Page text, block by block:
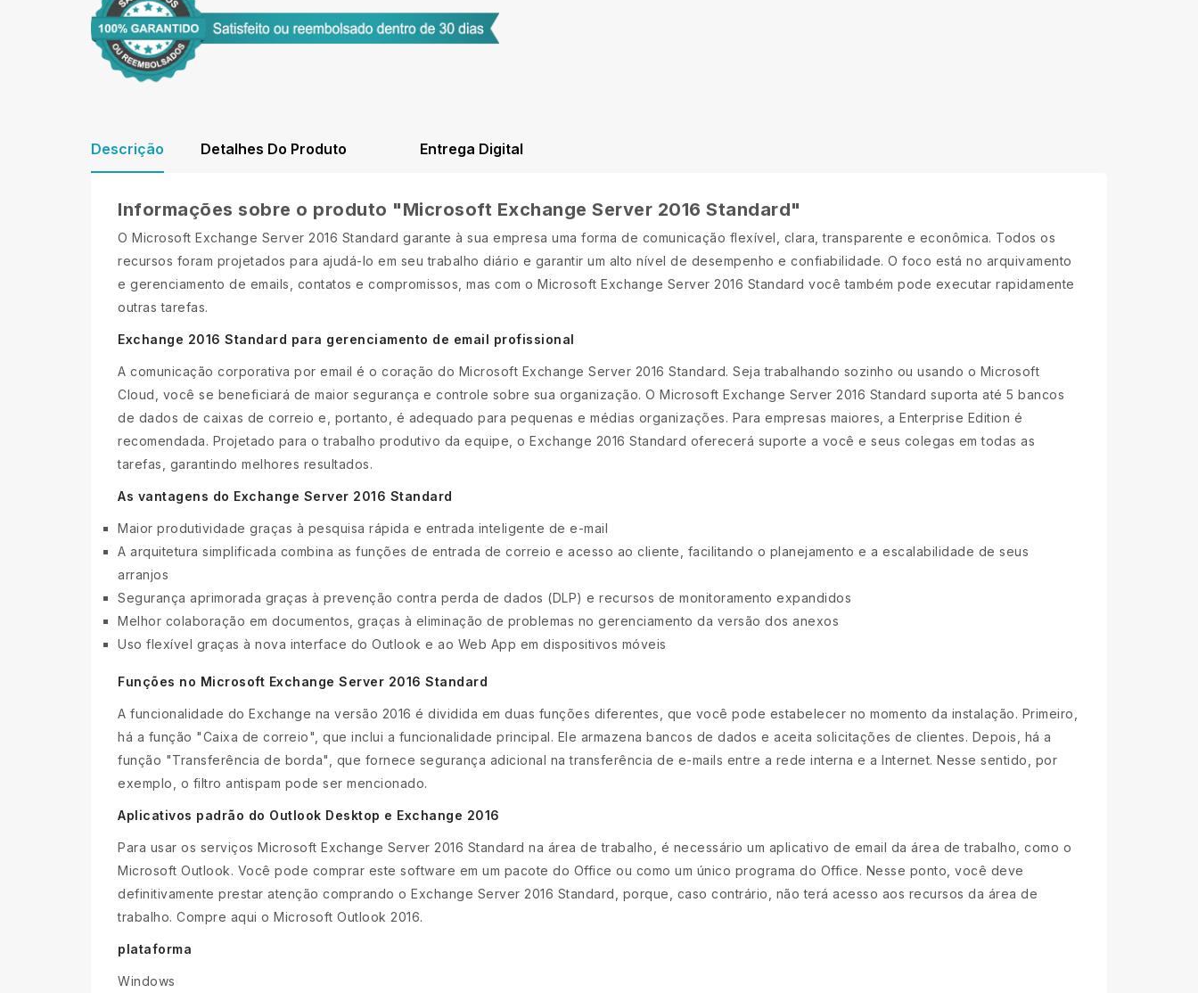
Descrição Detalhes Do Produto Entrega Digital
Informações sobre o produto "Microsoft Exchange Server 2016 Standard"
O Microsoft Exchange Server 2016 Standard garante à sua empresa uma forma de comunicação flexível, clara, transparente e econômica. Todos os
recursos foram projetados para ajudá-lo em seu trabalho diário e garantir um alto nível de desempenho e confiabilidade. O foco está no arquivamento
e gerenciamento de emails, contatos e compromissos, mas com o Microsoft Exchange Server 2016 Standard você também pode executar rapidamente
outras tarefas.
Exchange 2016 Standard para gerenciamento de email profissional
A comunicação corporativa por email é o coração do Microsoft Exchange Server 2016 Standard. Seja trabalhando sozinho ou usando o Microsoft
Cloud, você se beneficiará de maior segurança e controle sobre sua organização. O Microsoft Exchange Server 2016 Standard suporta até 5 bancos
de dados de caixas de correio e, portanto, é adequado para pequenas e médias organizações. Para empresas maiores, a Enterprise Edition é
recomendada. Projetado para o trabalho produtivo da equipe, o Exchange 2016 Standard oferecerá suporte a você e seus colegas em todas as
tarefas, garantindo melhores resultados.
As vantagens do Exchange Server 2016 Standard
Maior produtividade graças à pesquisa rápida e entrada inteligente de e-mail
A arquitetura simplificada combina as funções de entrada de correio e acesso ao cliente, facilitando o planejamento e a escalabilidade de seus
arranjos
Segurança aprimorada graças à prevenção contra perda de dados (DLP) e recursos de monitoramento expandidos
Melhor colaboração em documentos, graças à eliminação de problemas no gerenciamento da versão dos anexos
Uso flexível graças à nova interface do Outlook e ao Web App em dispositivos móveis
Funções no Microsoft Exchange Server 2016 Standard
A funcionalidade do Exchange na versão 2016 é dividida em duas funções diferentes, que você pode estabelecer no momento da instalação. Primeiro,
há a função "Caixa de correio", que inclui a funcionalidade principal. Ele armazena bancos de dados e aceita solicitações de clientes. Depois, há a
função "Transferência de borda", que fornece segurança adicional na transferência de e-mails entre a rede interna e a Internet. Nesse sentido, por
exemplo, o filtro antispam pode ser mencionado.
Aplicativos padrão do Outlook Desktop e Exchange 2016
Para usar os serviços Microsoft Exchange Server 2016 Standard na área de trabalho, é necessário um aplicativo de email da área de trabalho, como o
Microsoft Outlook. Você pode comprar este software em um pacote do Office ou como um único programa do Office. Nesse ponto, você deve
definitivamente prestar atenção comprando o Exchange Server 2016 Standard, porque, caso contrário, não terá acesso aos recursos da área de
trabalho. Compre aqui o Microsoft Outlook 2016.
plataforma
Windows